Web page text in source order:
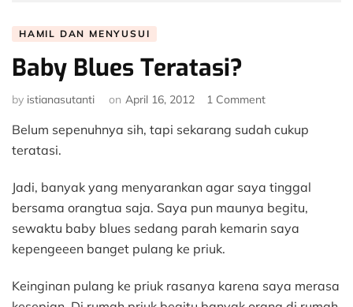
HAMIL DAN MENYUSUI
Baby Blues Teratasi?
by istianasutanti on April 16, 2012 1 Commenton
Blues
Belum sepenuhnya sih, tapi sekarang sudah cukup
teratasi.
Jadi, banyak yang menyarankan agar saya tinggal
bersama orangtua saja. Saya pun maunya begitu,
sewaktu baby blues sedang parah kemarin saya
kepengeeen banget pulang ke priuk.
Keinginan pulang ke priuk rasanya karena saya merasa